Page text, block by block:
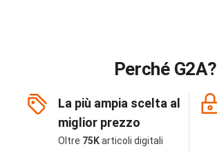
Perché G2A?
La più ampia scelta al
miglior prezzo
Oltre 75Karticoli digitali